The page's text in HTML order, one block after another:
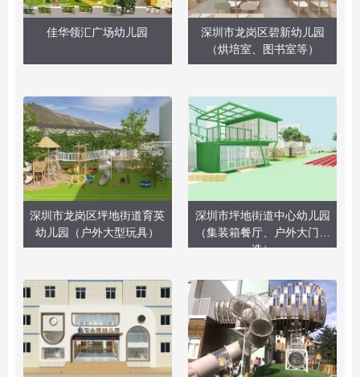
佳华领汇广场幼儿园
深圳市龙岗区碧新幼儿园
（烘培室、图书室等）
深圳市龙岗区坪地街道育英
幼儿园（户外大型玩具）
深圳市坪地街道中心幼儿园
（集装箱餐厅、户外大门改
造）